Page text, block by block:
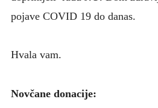
pojave COVID 19 do danas.
Hvala vam.
Novčane donacije: